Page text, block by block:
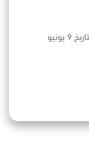
رقم محامي للاستشاره جدة تحديث قانوني بتاريخ 9 يونيو